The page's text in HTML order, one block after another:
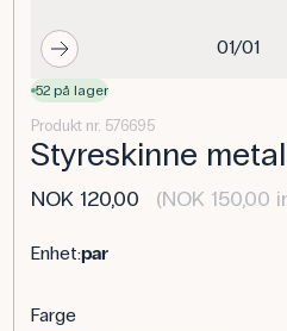
01/01
52 på lager
Produkt nr. 576695
Styreskinne
NOK 120,00 (NOK 150,00
Enhet:par
Farge